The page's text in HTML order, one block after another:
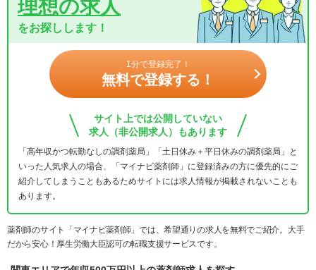
理想の求人
をお探しします！
1分で登録完了！
無料で登録する！
サイト上では公開していない
求人（非公開求人）もあります
「高年収かつ転勤なしの調剤薬局」「土日休み＋平日休みの調剤薬局」と
いった人気求人の場合、「マイナビ薬剤師」に登録済みの方に優先的にご
紹介してしまうこともあるためサイトには求人情報が掲載されないことも
あります。
薬剤師のサイト「マイナビ薬剤師」では、希望通りの求人を無料でご紹介。大手
だから安心！厚生労働大臣認可の転職支援サービスです。